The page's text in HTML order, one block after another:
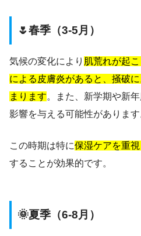
🌷春季（3-5月）
気候の変化により 肌荒れが起
による皮膚炎があると、掻破
まります。また、新学期や新
影響を与える可能性があります
この時期は特に保湿ケアを重
することが効果的です。
🌞夏季（6-8月）